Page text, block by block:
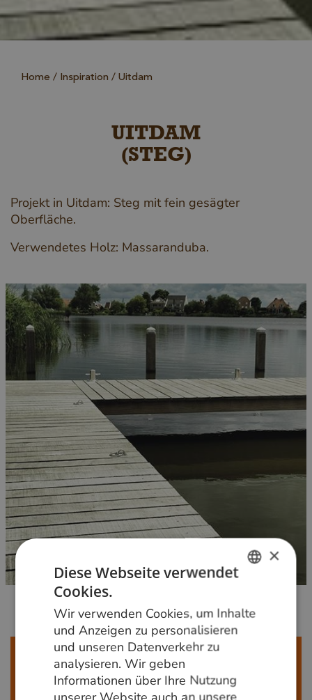
Home Inspiration Uitdam
UITDAM
(STEG)
Projekt in Uitdam: Steg mit fein gesägter
Oberfläche.
Verwendetes Holz: Massaranduba.
Mehr erfahren?
Rufen Sie uns an unter der Telefonnummer
820000oder schreiben Sie eine E-Mail an
GERMAN
ENGLISH
×
Diese Webseite verwendet
Cookies.
Wir verwenden Cookies, um Inhalte
und Anzeigen zu personalisieren
und unseren Datenverkehr zu
analysieren. Wir geben
Informationen über Ihre Nutzung